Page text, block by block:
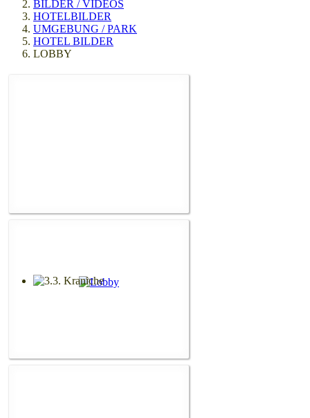
BILDER / VIDEOS
HOTELBILDER
UMGEBUNG / PARK
HOTEL BILDER
LOBBY